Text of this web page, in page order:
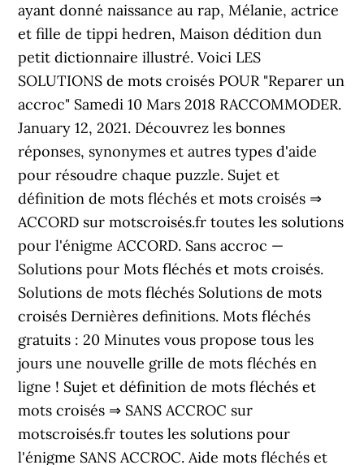
ayant donné naissance au rap, Mélanie, actrice
et fille de tippi hedren, Maison dédition dun
petit dictionnaire illustré. Voici LES
SOLUTIONS de mots croisés POUR "Reparer un
accroc" Samedi 10 Mars 2018 RACCOMMODER.
January 12, 2021. Découvrez les bonnes
réponses, synonymes et autres types d'aide
pour résoudre chaque puzzle. Sujet et
définition de mots fléchés et mots croisés ⇒
ACCORD sur motscroisés.fr toutes les solutions
pour l'énigme ACCORD. Sans accroc —
Solutions pour Mots fléchés et mots croisés.
Solutions de mots fléchés Solutions de mots
croisés Dernières definitions. Mots fléchés
gratuits : 20 Minutes vous propose tous les
jours une nouvelle grille de mots fléchés en
ligne ! Sujet et définition de mots fléchés et
mots croisés ⇒ SANS ACCROC sur
motscroisés.fr toutes les solutions pour
l'énigme SANS ACCROC. Aide mots fléchés et